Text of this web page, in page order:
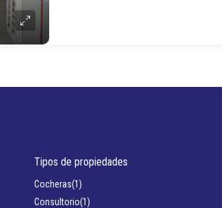
Tipos de propiedades
Cocheras(1)
Consultorio(1)